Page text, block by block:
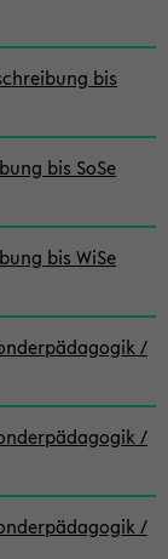
bis
bis SoSe
bis WiSe
/
/
/